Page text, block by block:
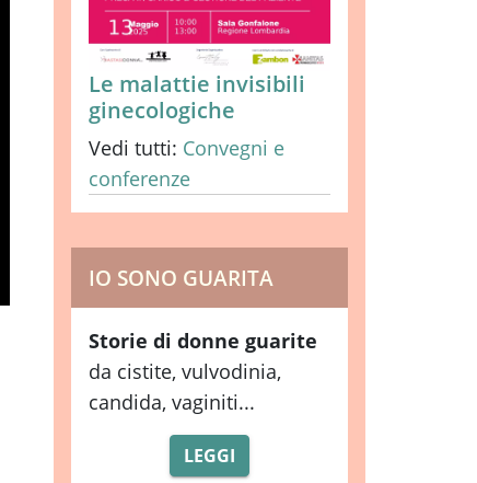
Le malattie invisibili
ginecologiche
Vedi tutti: Convegni e
conferenze
IO SONO GUARITA
Storie di donne guarite
da cistite, vulvodinia,
candida, vaginiti...
LEGGI